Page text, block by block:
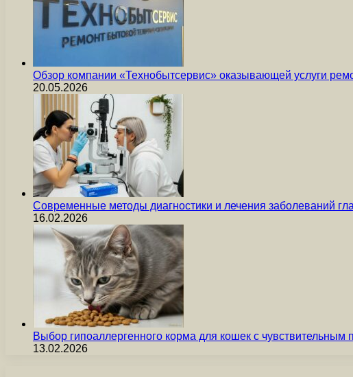
Обзор компании «Технобытсервис» оказывающей услуги
20.05.2026
Современные методы диагностики и лечения заболеваний
16.02.2026
Выбор гипоаллергенного корма для кошек с
13.02.2026